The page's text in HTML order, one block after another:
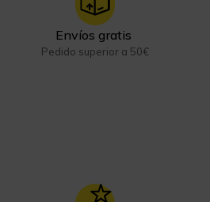
Envíos gratis
Pedido superior a 50€